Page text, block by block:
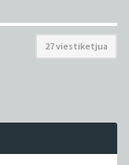
27 viestiketjua